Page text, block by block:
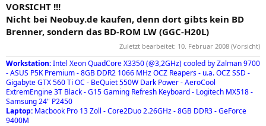
VORSICHT !!!
Nicht bei Neobuy.de kaufen, denn dort gibts kein BD
Brenner, sondern das BD-ROM LW (GGC-H20L)
Zuletzt bearbeitet: 10. Februar 2008 (Vorsicht)
Workstation:Intel Xeon QuadCore X3350 (@3,2GHz) cooled by Zalman 9700
- ASUS P5K Premium - 8GB DDR2 1066 MHz OCZ Reapers - u.a. OCZ SSD -
Gigabyte GTX 560 Ti OC - BeQuiet 550W Dark Power - AeroCool
ExtremEngine 3T Black - G15 Gaming Refresh Keyboard - Logitech MX518 -
Samsung 24" P2450
Laptop: Macbook Pro 13 Zoll - Core2Duo 2.26GHz - 8GB DDR3 - GeForce
9400M